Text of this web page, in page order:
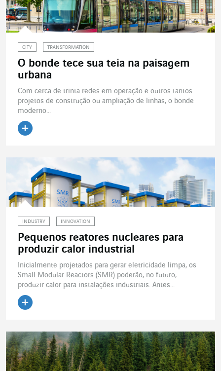
CITY TRANSFORMATION
O bonde tece sua teia na paisagem
urbana
Com cerca de trinta redes em operação e outros tantos
projetos de construção ou ampliação de linhas, o bonde
moderno...
INDUSTRY INNOVATION
Pequenos reatores nucleares para
produzir calor industrial
Inicialmente projetados para gerar eletricidade limpa, os
Small Modular Reactors (SMR) poderão, no futuro,
produzir calor para instalações industriais. Antes...